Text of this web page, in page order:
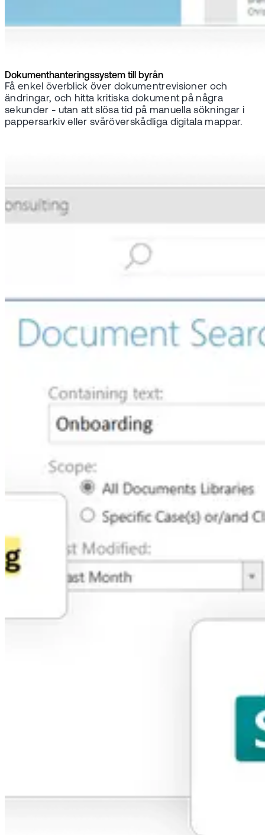
Dokumenthanteringssystem till byrån
Få enkel överblick över dokumentrevisioner och
ändringar, och hitta kritiska dokument på några
sekunder - utan att slösa tid på manuella sökningar i
pappersarkiv eller svåröverskådliga digitala mappar.